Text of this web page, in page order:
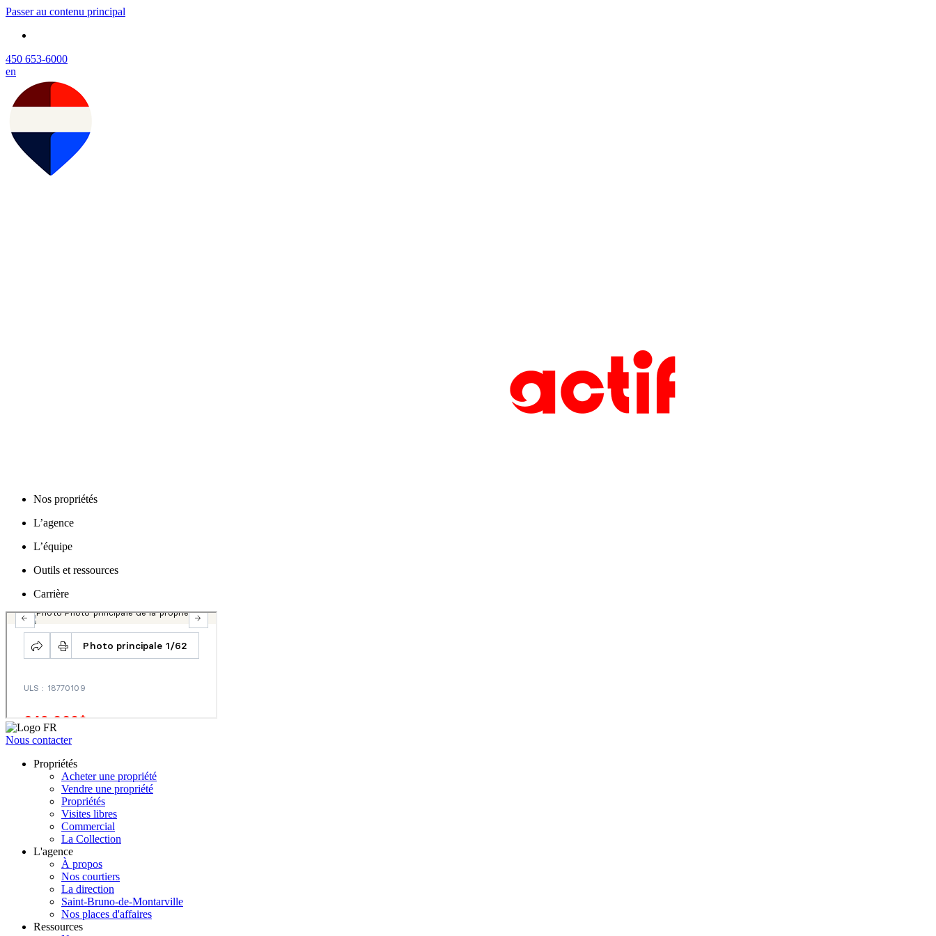
Passer au contenu principal
450 653-6000
en
Nos propriétés
L’agence
L’équipe
Outils et ressources
Carrière
Nous contacter
Propriétés
Acheter une propriété
Vendre une propriété
Propriétés
Visites libres
Commercial
La Collection
L'agence
À propos
Nos courtiers
La direction
Saint-Bruno-de-Montarville
Nos places d'affaires
Ressources